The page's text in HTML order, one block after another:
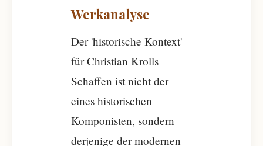
Werkanalyse
Der 'historische Kontext'
für Christian Krolls
Schaffen ist nicht der
eines historischen
Komponisten, sondern
derjenige der modernen